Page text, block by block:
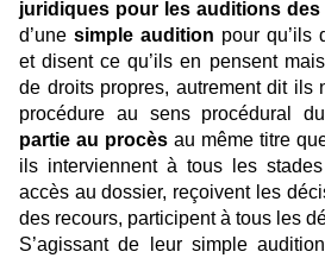
juridiques pour les auditions
d’une simple audition pour qu’ils
et disent ce qu’ils en pensent
de droits propres, autrement dit ils
procédure au sens procédural
partie au procès au même titre
ils interviennent à tous les
accès au dossier, reçoivent les
des recours, participent à tous les
S’agissant de leur simple